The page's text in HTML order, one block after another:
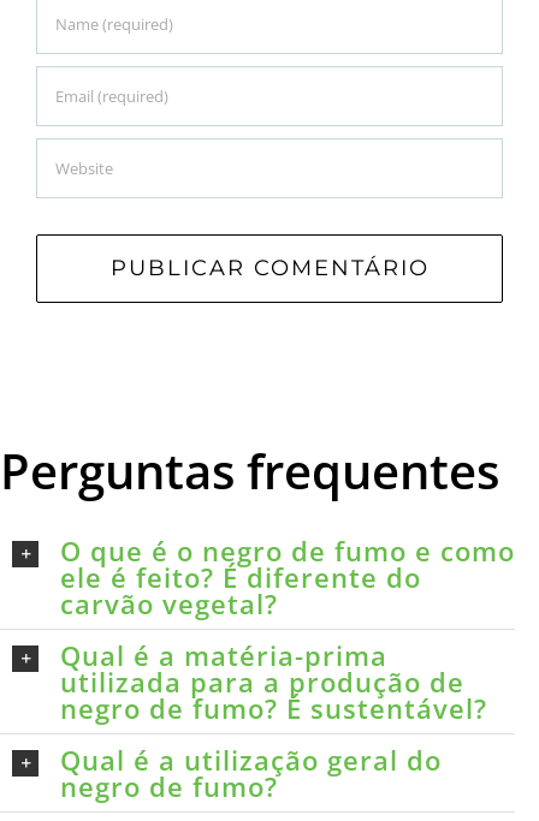
Perguntas frequentes
O que é o negro de fumo e como
ele é feito? É diferente do
carvão vegetal?
Qual é a matéria-prima
utilizada para a produção de
negro de fumo? É sustentável?
Qual é a utilização geral do
negro de fumo?